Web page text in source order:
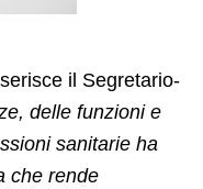
il Segretario-
delle funzioni e
sanitarie ha
che rende